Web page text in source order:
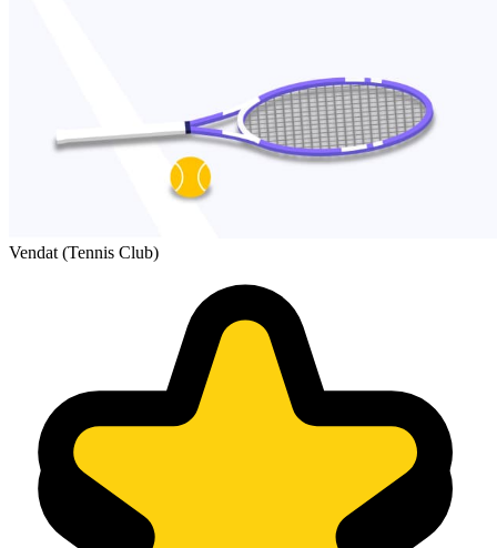
Vendat (Tennis Club)